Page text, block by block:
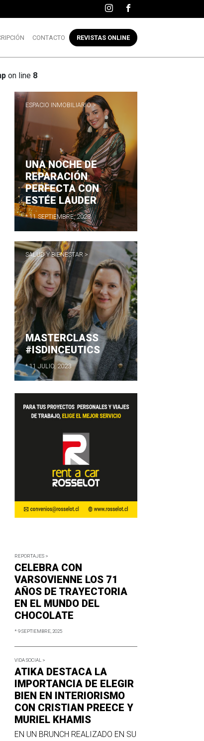
CONTACTO REVISTAS ONLINE
on line 8
Next
ESPACIO INMOBILIARIO >
UNA NOCHE DE
REPARACIÓN
PERFECTA CON
ESTÉE LAUDER
* 11 SEPTIEMBRE, 2023
SALUD Y BIENESTAR >
MASTERCLASS
#ISDINCEUTICS
* 11 JULIO, 2023
REPORTAJES >
CELEBRA CON
VARSOVIENNE LOS 71
AÑOS DE TRAYECTORIA
EN EL MUNDO DEL
CHOCOLATE
* 9 SEPTIEMBRE, 2025
VIDA SOCIAL >
ATIKA DESTACA LA
IMPORTANCIA DE ELEGIR
BIEN EN INTERIORISMO
CON CRISTIAN PREECE Y
MURIEL KHAMIS
EN UN BRUNCH REALIZADO EN SU